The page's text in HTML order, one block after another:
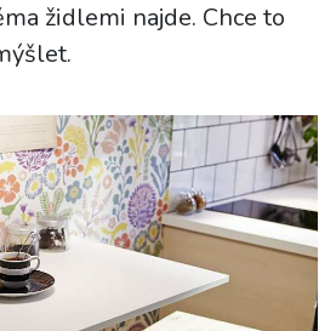
židlemi najde. Chce to